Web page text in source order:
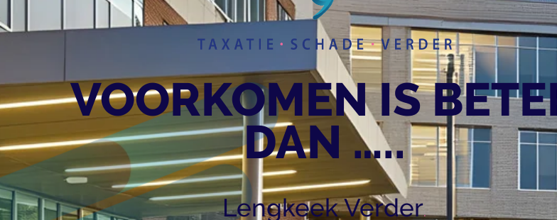
VOORKOMEN IS
DAN …..
Lengkeek Verder.